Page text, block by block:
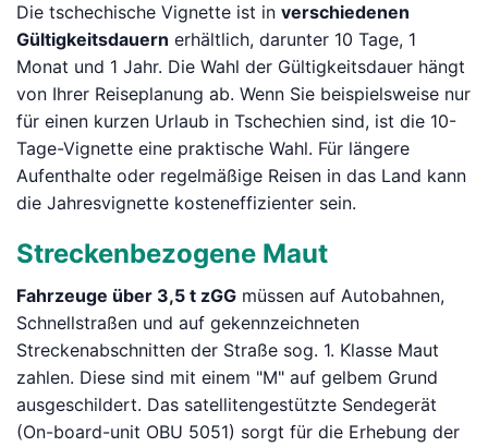
Die tschechische Vignette ist in verschiedenen
Gültigkeitsdauern erhältlich, darunter 10 Tage, 1
Monat und 1 Jahr. Die Wahl der Gültigkeitsdauer hängt
von Ihrer Reiseplanung ab. Wenn Sie beispielsweise nur
für einen kurzen Urlaub in Tschechien sind, ist die 10-
Tage-Vignette eine praktische Wahl. Für längere
Aufenthalte oder regelmäßige Reisen in das Land kann
die Jahresvignette kosteneffizienter sein.
Streckenbezogene Maut
Fahrzeuge über 3,5 t zGG müssen auf Autobahnen,
Schnellstraßen und auf gekennzeichneten
Streckenabschnitten der Straße sog. 1. Klasse Maut
zahlen. Diese sind mit einem "M" auf gelbem Grund
ausgeschildert. Das satellitengestützte Sendegerät
(On-board-unit OBU 5051) sorgt für die Erhebung der